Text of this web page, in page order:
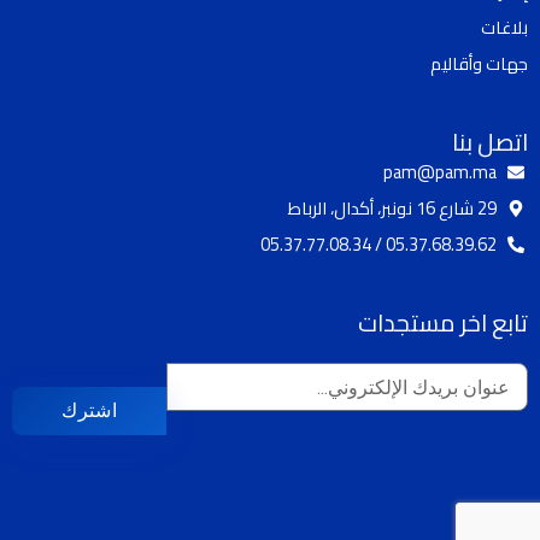
k
بلاغات
جهات وأقاليم
اتصل بنا
pam@pam.ma
29 شارع 16 نونبر، أكدال، الرباط
05.37.68.39.62 / 05.37.77.08.34
تابع اخر مستجدات
اشترك